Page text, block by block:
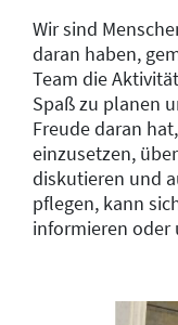
Wir sind
daran haben,
Team die
Spaß zu planen
Freude daran
einzusetzen,
diskutieren und
pflegen, kann
informieren oder